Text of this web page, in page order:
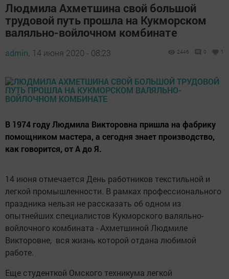
Людмила Ахметшина свой большой
трудовой путь прошла на Кукморском
валяльно-войлочном комбинате
admin, 14 июня 2020 - 08:23 2446 0 1
В 1974 году Людмила Викторовна пришла на фабрику
помощником мастера, а сегодня знает производство,
как говорится, от А до Я.
14 июня отмечается День работников текстильной и
легкой промышленности. В рамках профессионального
праздника нельзя не рассказать об одном из
опытнейших специалистов Кукморского валяльно-
войлочного комбината - Ахметшиной Людмиле
Викторовне, вся жизнь которой отдана любимой
работе.
Еще студенткой Омского техникума легкой